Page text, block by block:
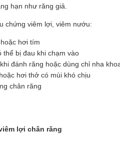
hạn như răng giả.
chứng viêm lợi, viêm nướu:
hơi tím
thể bị đau khi chạm vào
đánh răng hoặc dùng chỉ nha
hơi thở có mùi khó chịu
chân răng
lợi chân răng